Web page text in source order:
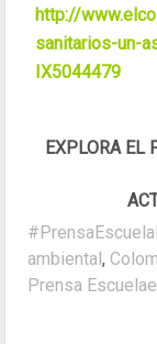
http://
sanitarios-un-
IX5044479
EXPLORA EL
ambiental,
Prensa